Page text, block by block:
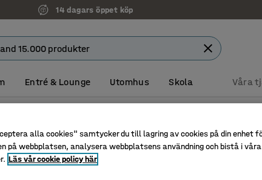
14 dagars öppet köp
Entré & Lounge Utomhus Skola Våra
Pall AIDA I
alla cookies" samtycker du till lagring av cookies på din enhet
på webbplatsen, analysera webbplatsens användning och bistå i våra
Läs vår cookie policy här